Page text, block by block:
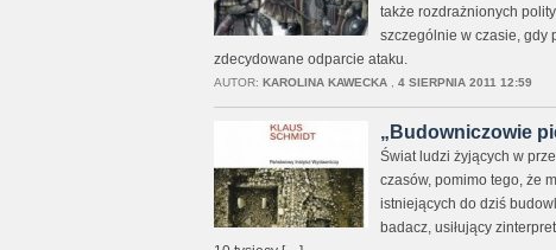
także rozdrażnionych
szczególnie w czasie, gdy
zdecydowane odparcie ataku.
AUTOR: KAROLINA KAWECKA, 4 SIERPNIA 2011 12:59
„Budowniczowie
Świat ludzi żyjących w
czasów, pomimo tego, że
istniejących do dziś
badacz, usiłujący